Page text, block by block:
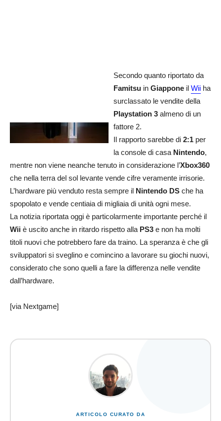
Secondo quanto riportato da
Famitsu in Giappone il Wii ha
surclassato le vendite della
Playstation 3 almeno di un
fattore 2.
Il rapporto sarebbe di 2:1 per
la console di casa Nintendo,
mentre non viene neanche tenuto in considerazione l’Xbox360
che nella terra del sol levante vende cifre veramente irrisorie.
L’hardware più venduto resta sempre il Nintendo DS che ha
spopolato e vende centiaia di migliaia di unità ogni mese.
La notizia riportata oggi è particolarmente importante perché il
Wii è uscito anche in ritardo rispetto alla PS3 e non ha molti
titoli nuovi che potrebbero fare da traino. La speranza è che gli
sviluppatori si sveglino e comincino a lavorare su giochi nuovi,
considerato che sono quelli a fare la differenza nelle vendite
dall’hardware.
[via Nextgame]
ARTICOLO CURATO DA